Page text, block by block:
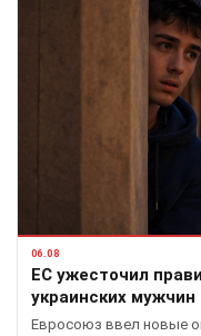
06.08
ЕС ужесточил
украинских
Евросоюз ввел новые